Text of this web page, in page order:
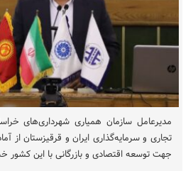
مدیرعامل سازمان همیاری شهرداری‌های
تجاری و سرمایه‌گذاری ایران و قرقیزستان از
جهت توسعه اقتصادی و بازرگانی با این کشور